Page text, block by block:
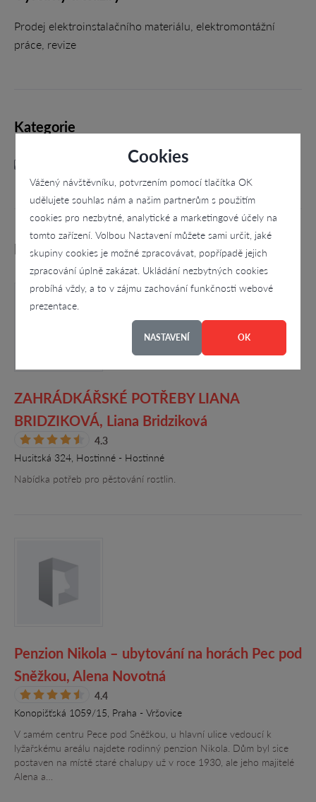
Cookies
Vážený návštěvníku, potvrzením pomocí tlačítka OK
udělujete souhlas nám a našim partnerům s použitím
cookies pro nezbytné, analytické a marketingové účely na
tomto zařízení. Volbou Nastavení můžete sami určit, jaké
skupiny cookies je možné zpracovávat, popřípadě jejich
zpracování úplně zakázat. Ukládání nezbytných cookies
probíhá vždy, a to v zájmu zachování funkčnosti webové
prezentace.
NASTAVENÍ OK
Prodej elektroinstalačního materiálu, elektromontážní
práce, revize
Kategorie
Podobné firmy
ZAHRÁDKÁŘSKÉ POTŘEBY LIANA
BRIDZIKOVÁ, Liana Bridziková
4.3
Husitská 324, Hostinné - Hostinné
Nabídka potřeb pro pěstování rostlin.
Penzion Nikola – ubytování na horách Pec pod
Sněžkou, Alena Novotná
4.4
Konopišťská 1059/15, Praha - Vršovice
V samém centru Pece pod Sněžkou, u hlavní ulice vedoucí k
lyžařskému areálu najdete rodinný penzion Nikola. Dům byl sice
postaven na místě staré chalupy už v roce 1930, ale jeho majitelé
Alena a…